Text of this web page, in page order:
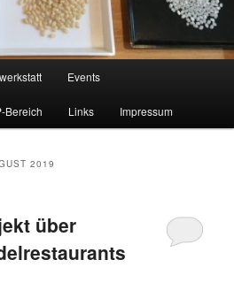
Events
Bereich Links Impressum
2019
über